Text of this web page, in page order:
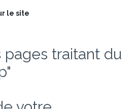
le site
pages traitant du